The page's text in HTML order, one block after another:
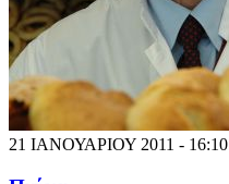
21 ΙΑΝΟΥΑΡΙΟΥ 2011 - 16:10